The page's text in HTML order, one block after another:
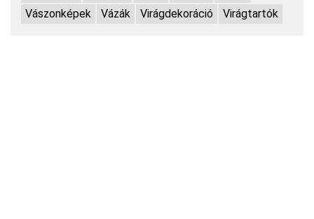
Vászonképek
Vázák Virágdekoráció Virágtartók